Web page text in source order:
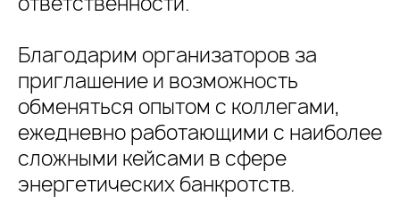
Благодарим организаторов за
приглашение и возможность
обменяться опытом с коллегами,
ежедневно работающими с наиболее
сложными кейсами в сфере
энергетических банкротств.